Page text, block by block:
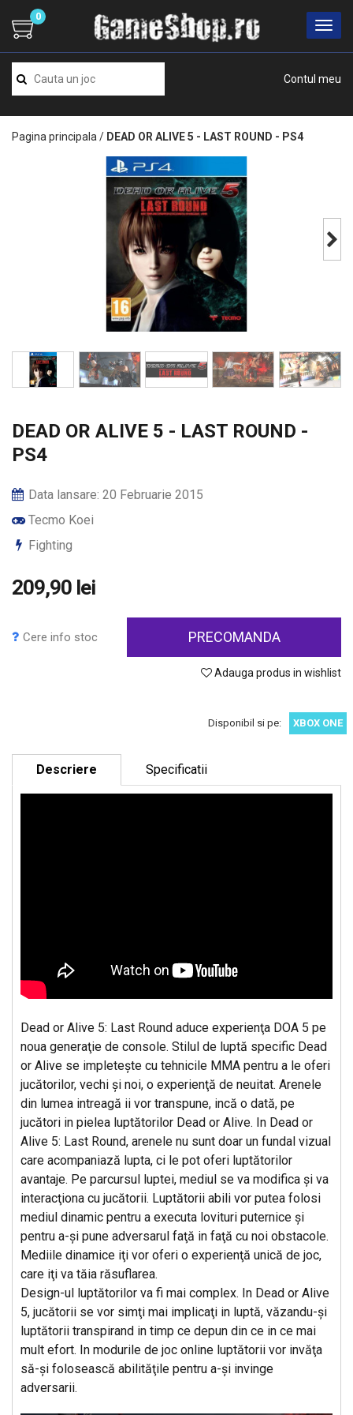
Contul meu
0
Pagina principala / DEAD OR ALIVE 5 - LAST ROUND - PS4
DEAD OR ALIVE 5 - LAST ROUND -
PS4
Data lansare: 20 Februarie 2015
Tecmo Koei
Fighting
209,90 lei
Cere info stoc PRECOMANDA
Adauga produs in wishlist
Disponibil si pe: XBOX ONE
Descriere Specificatii
Dead or Alive 5: Last Round aduce experienţa DOA 5 pe
noua generaţie de console. Stilul de luptă specific Dead
or Alive se impleteşte cu tehnicile MMA pentru a le oferi
jucătorilor, vechi şi noi, o experienţă de neuitat. Arenele
din lumea intreagă ii vor transpune, incă o dată, pe
jucători in pielea luptătorilor Dead or Alive. In Dead or
Alive 5: Last Round, arenele nu sunt doar un fundal vizual
care acompaniază lupta, ci le pot oferi luptătorilor
avantaje. Pe parcursul luptei, mediul se va modifica şi va
interacţiona cu jucătorii. Luptătorii abili vor putea folosi
mediul dinamic pentru a executa lovituri puternice şi
pentru a-şi pune adversarul faţă in faţă cu noi obstacole.
Mediile dinamice iţi vor oferi o experienţă unică de joc,
care iţi va tăia răsuflarea.
Design-ul luptătorilor va fi mai complex. In Dead or Alive
5, jucătorii se vor simţi mai implicaţi in luptă, văzandu-şi
luptătorii transpirand in timp ce depun din ce in ce mai
mult efort. In modurile de joc online luptătorii vor invăţa
să-şi folosească abilităţile pentru a-şi invinge
adversarii.